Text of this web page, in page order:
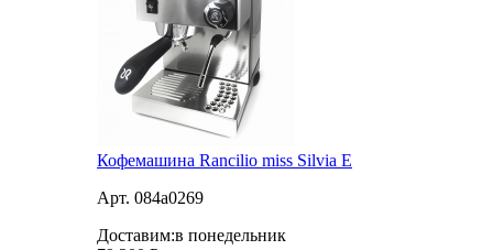
Кофемашина Rancilio miss Silvia E
Арт. 084a0269
Доставим:в понедельник